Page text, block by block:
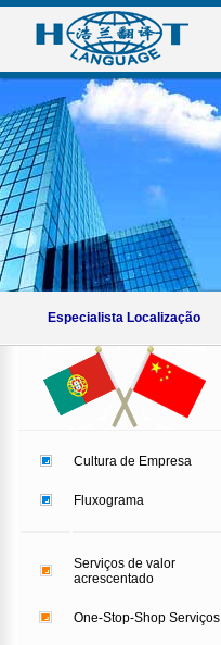
Especialista Localização
Cultura de Empresa
Fluxograma
Serviços de valor
acrescentado
One-Stop-Shop Serviços